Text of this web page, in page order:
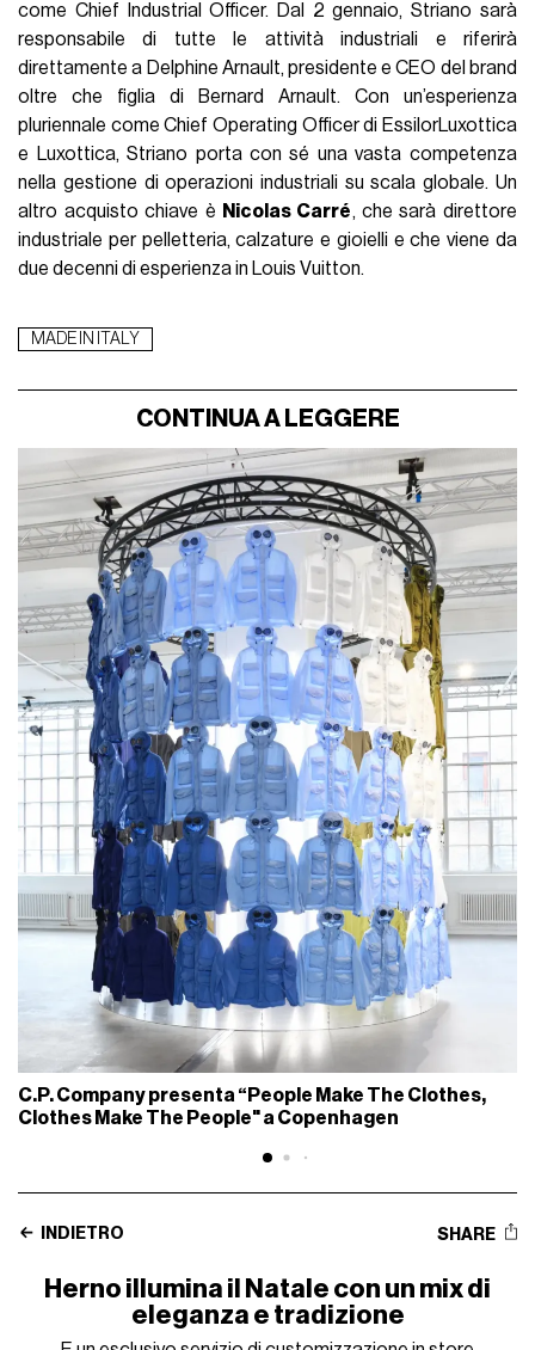
come Chief Industrial Officer. Dal 2 gennaio, Striano sarà
responsabile di tutte le attività industriali e riferirà
direttamente a Delphine Arnault, presidente e CEO del brand
oltre che figlia di Bernard Arnault. Con un’esperienza
pluriennale come Chief Operating Officer di EssilorLuxottica
e Luxottica, Striano porta con sé una vasta competenza
nella gestione di operazioni industriali su scala globale. Un
altro acquisto chiave è Nicolas Carré, che sarà direttore
industriale per pelletteria, calzature e gioielli e che viene da
due decenni di esperienza in Louis Vuitton.
MADE IN ITALY
CONTINUA A LEGGERE
C.P. Company presenta “People Make The Clothes,
Clothes Make The People" a Copenhagen
INDIETRO SHARE
Herno illumina il Natale con un mix di
eleganza e tradizione